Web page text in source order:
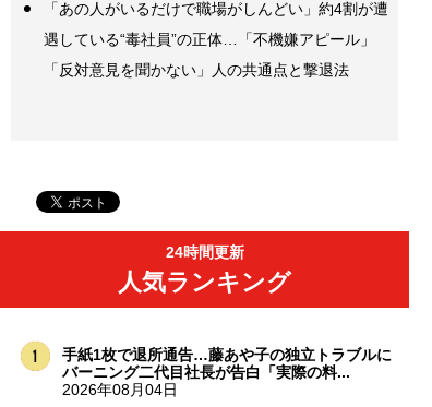
「あの人がいるだけで職場がしんどい」約4割が遭
遇している“毒社員”の正体…「不機嫌アピール」
「反対意見を聞かない」人の共通点と撃退法
24時間更新
人気ランキング
手紙1枚で退所通告…藤あや子の独立トラブルに
バーニング二代目社長が告白「実際の料...
2026年08月04日